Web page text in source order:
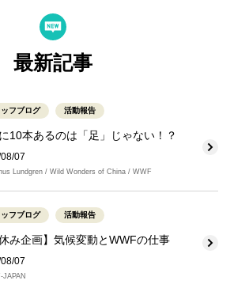
最新記事
ッフブログ 活動報告
10本あるのは「足」じゃない！？
07
Lundgren / Wild Wonders of China / WWF
ッフブログ 活動報告
休み企画】気候変動とWWFの仕事
07